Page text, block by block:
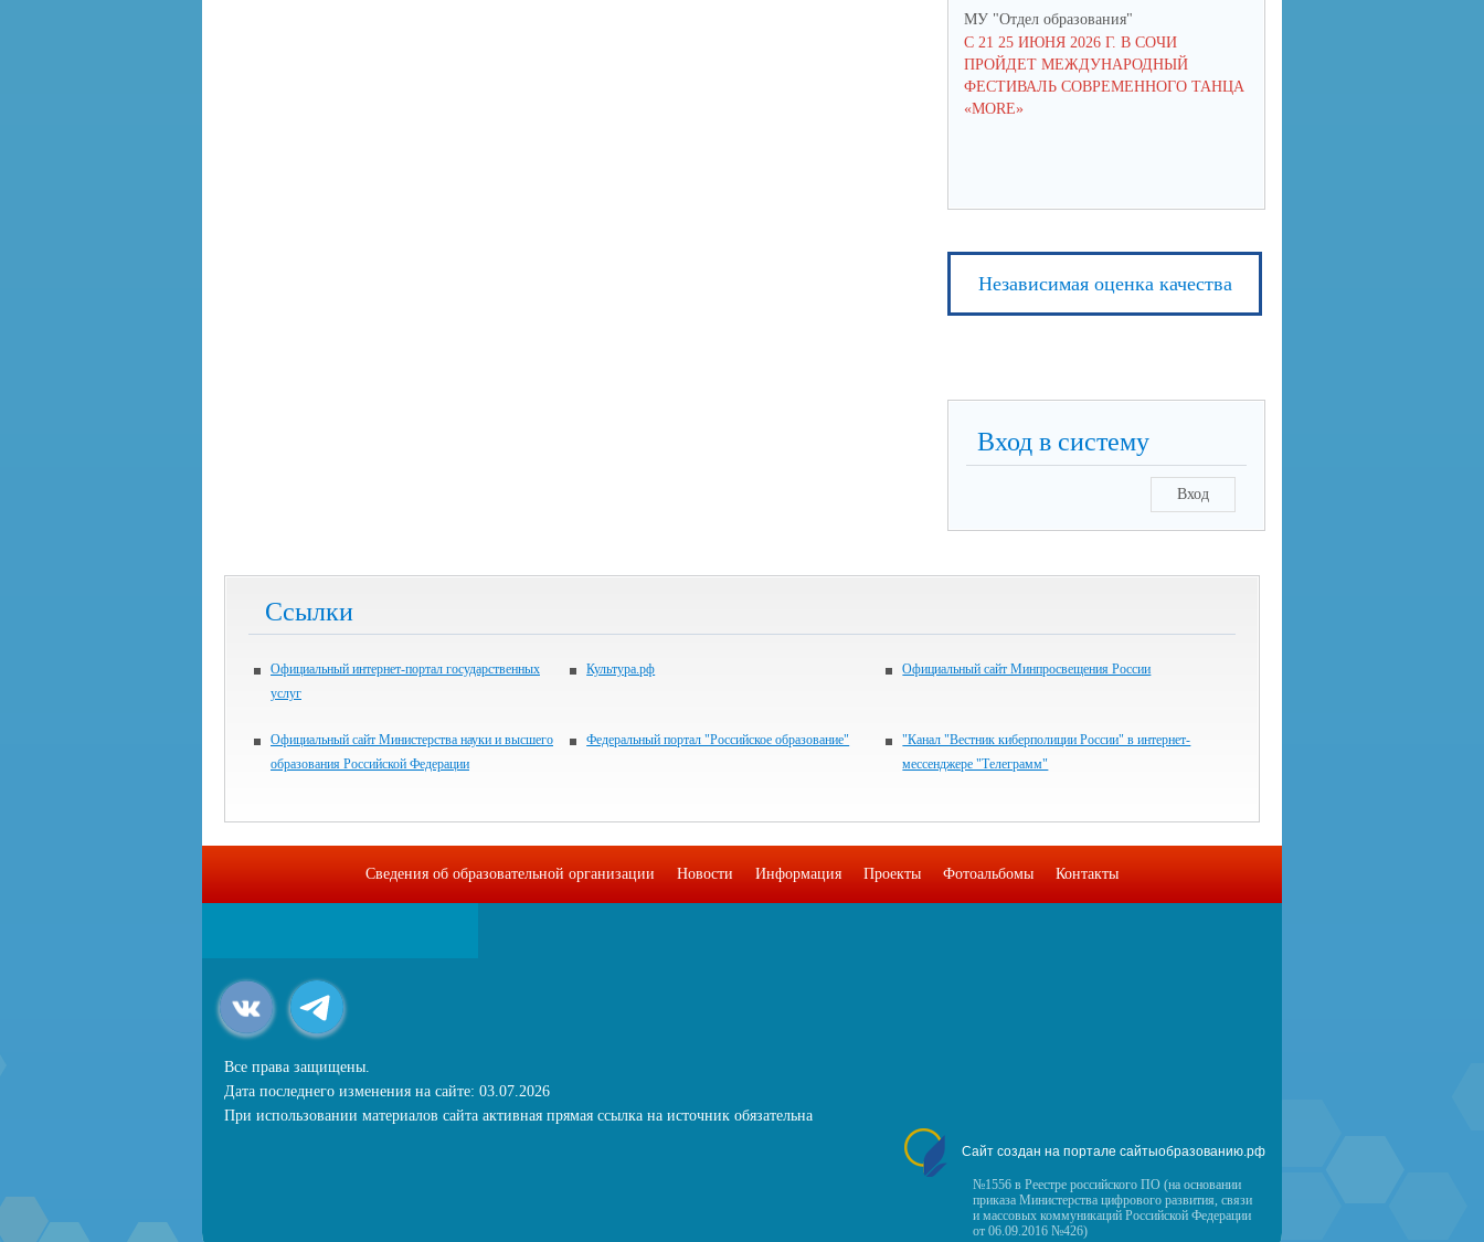
МУ "Отдел образования"
С 21 25 ИЮНЯ 2026 Г. В СОЧИ
ПРОЙДЕТ МЕЖДУНАРОДНЫЙ
ФЕСТИВАЛЬ СОВРЕМЕННОГО ТАНЦА
«MORE»
Независимая оценка качества
Вход в систему
Вход
Ссылки
Официальный интернет-портал государственных
услуг
Культура.рф Официальный сайт Минпросвещения России
Официальный сайт Министерства науки и высшего
образования Российской Федерации
Федеральный портал "Российское образование"
"Канал "Вестник киберполиции России" в интернет-
мессенджере "Телеграмм"
Сведения об образовательной организации Новости Информация Проекты Фотоальбомы Контакты
Все права защищены.
Дата последнего изменения на сайте: 03.07.2026
При использовании материалов сайта активная прямая ссылка на источник обязательна
Сайт создан на портале сайтыобразованию.рф
№1556 в Реестре российского ПО (на основании
приказа Министерства цифрового развития, связи
и массовых коммуникаций Российской Федерации
от 06.09.2016 №426)